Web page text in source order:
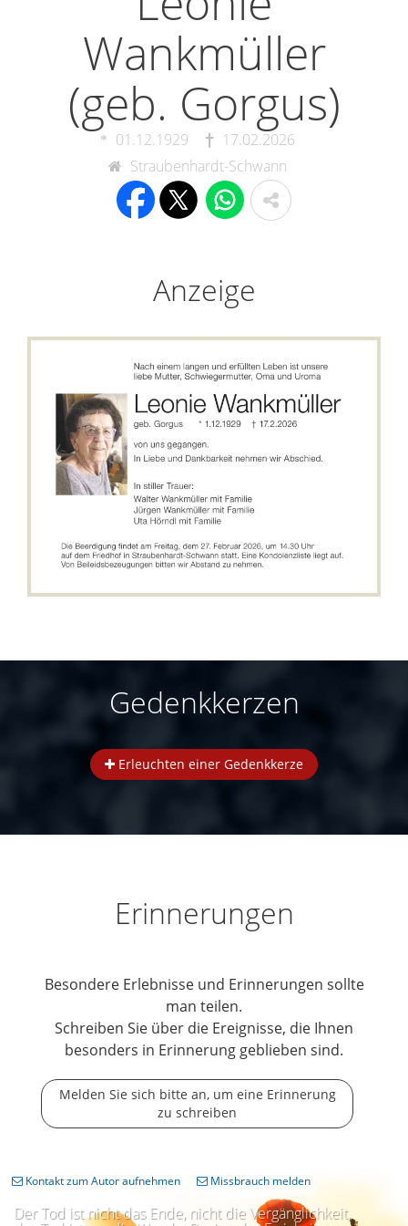
Wankmüller
(geb. Gorgus)
01.12.1929
17.02.2026
Straubenhardt-Schwann
Anzeige
Gedenkkerzen
Erleuchten einer Gedenkkerze
Erinnerungen
Besondere Erlebnisse und Erinnerungen sollte
man teilen.
Schreiben Sie über die Ereignisse, die Ihnen
besonders in Erinnerung geblieben sind.
Melden Sie sich bitte an, um eine Erinnerung
zu schreiben
Der Tod ist nicht das Ende, nicht die Vergänglichkeit,
Kontakt zum Autor aufnehmen Missbrauch melden